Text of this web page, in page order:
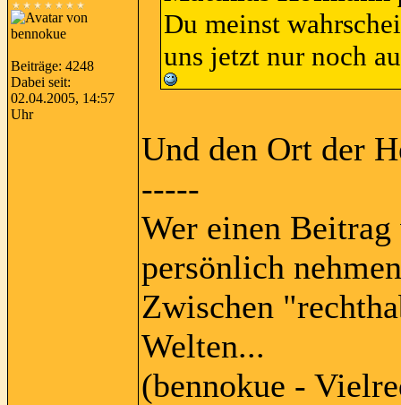
Beiträge: 4248
Dabei seit:
02.04.2005, 14:57
Uhr
Du meinst
uns jetzt nur noch
Und den Ort der
-----
Wer einen
persönlich
Zwischen
Welten...
(bennokue -